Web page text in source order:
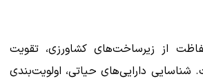
از زیرساخت‌های کشاورزی، تقویت
شناسایی دارایی‌های حیاتی، اولویت‌بندی